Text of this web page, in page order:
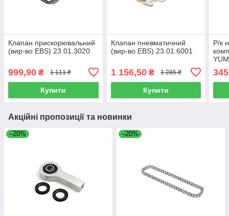
Клапан прискорювальний
(вир-во EBS) 23.01.3020
999,90 ₴ 1 111 ₴
Купити
Клапан пневматичний
(вир-во EBS) 23.01.6001
1 156,50₴ 1 285 ₴
Купити
Р/к
Акційні пропозиції та новинки
–20% –20%